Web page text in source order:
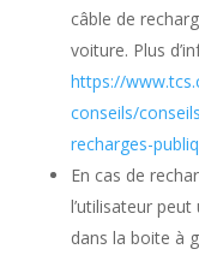
câble de
voiture. Plus
https://
conseils/
recharges-
En cas de
l’utilisateur
dans la boite à